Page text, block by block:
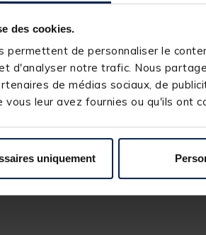
des cookies.
permettent de personnaliser le
d'analyser notre trafic. Nous
de médias sociaux, de
vous leur avez fournies ou qu'ils ont
uniquement
Ces produits